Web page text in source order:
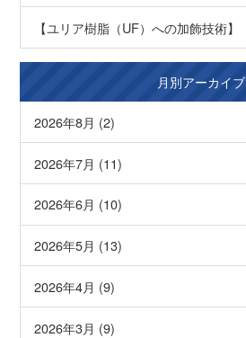
【ユリア樹脂（UF）への加飾技術】
月別アーカイブ
2026年8月 (2)
2026年7月 (11)
2026年6月 (10)
2026年5月 (13)
2026年4月 (9)
2026年3月 (9)